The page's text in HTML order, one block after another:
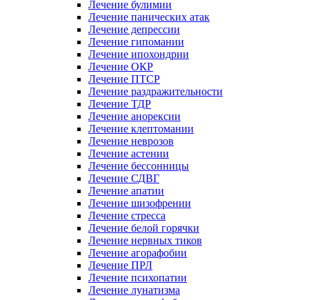
Лечение булимии
Лечение панических атак
Лечение депрессии
Лечение гипомании
Лечение ипохондрии
Лечение ОКР
Лечение ПТСР
Лечение раздражительности
Лечение ТДР
Лечение анорексии
Лечение клептомании
Лечение неврозов
Лечение астении
Лечение бессонницы
Лечение СДВГ
Лечение апатии
Лечение шизофрении
Лечение стресса
Лечение белой горячки
Лечение нервных тиков
Лечение агорафобии
Лечение ПРЛ
Лечение психопатии
Лечение лунатизма